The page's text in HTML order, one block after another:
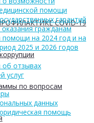
COVID-19
по вопросам
помощи
гарантий
гражданам
помощи на 2024 год и на
2025 и 2026 годов
отзывах
услуг
данных
помощь